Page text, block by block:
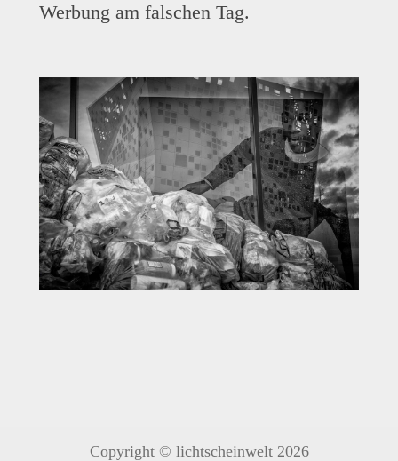
Werbung am falschen Tag.
Copyright © lichtscheinwelt 2026